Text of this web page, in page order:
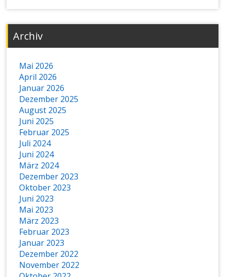
Archiv
Mai 2026
April 2026
Januar 2026
Dezember 2025
August 2025
Juni 2025
Februar 2025
Juli 2024
Juni 2024
März 2024
Dezember 2023
Oktober 2023
Juni 2023
Mai 2023
März 2023
Februar 2023
Januar 2023
Dezember 2022
November 2022